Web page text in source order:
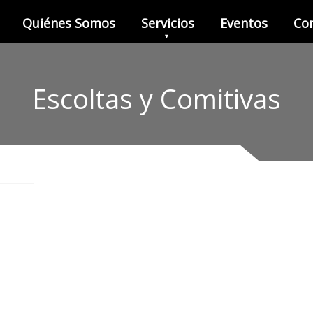
Quiénes Somos Servicios Eventos
Escoltas y Comitivas